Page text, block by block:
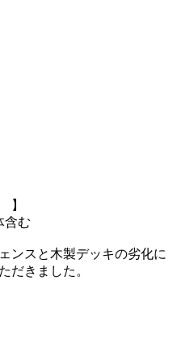
】
む
ンスと木製デッキの劣化に
だきました。